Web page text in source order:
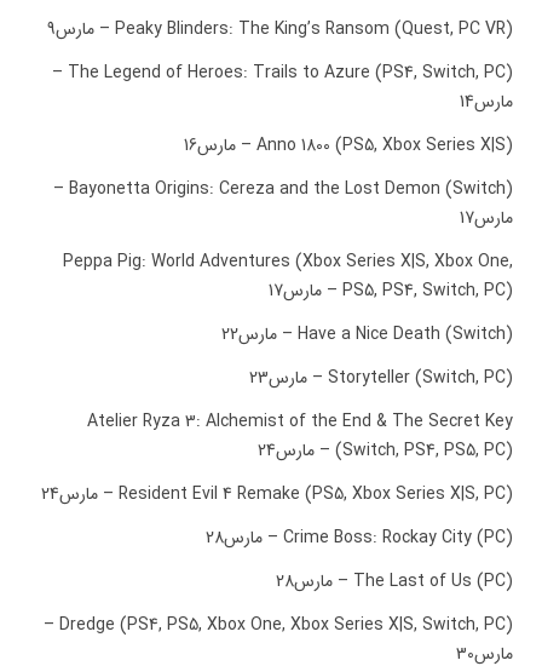
Peaky Blinders: The King’s Ransom (Quest, PC VR) – مارس9
The Legend of Heroes: Trails to Azure (PS4, Switch, PC) –
مارس14
Anno 1800 (PS5, Xbox Series X|S) – مارس16
Bayonetta Origins: Cereza and the Lost Demon (Switch) –
مارس17
Peppa Pig: World Adventures (Xbox Series X|S, Xbox One,
PS5, PS4, Switch, PC) – مارس17
Have a Nice Death (Switch) – مارس22
Storyteller (Switch, PC) – مارس23
Atelier Ryza 3: Alchemist of the End & The Secret Key
(Switch, PS4, PS5, PC) – مارس24
Resident Evil 4 Remake (PS5, Xbox Series X|S, PC) – مارس24
Crime Boss: Rockay City (PC) – مارس28
The Last of Us (PC) – مارس28
Dredge (PS4, PS5, Xbox One, Xbox Series X|S, Switch, PC) –
مارس30